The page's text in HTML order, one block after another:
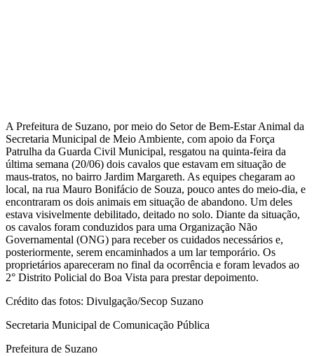
A Prefeitura de Suzano, por meio do Setor de Bem-Estar Animal da
Secretaria Municipal de Meio Ambiente, com apoio da Força
Patrulha da Guarda Civil Municipal, resgatou na quinta-feira da
última semana (20/06) dois cavalos que estavam em situação de
maus-tratos, no bairro Jardim Margareth. As equipes chegaram ao
local, na rua Mauro Bonifácio de Souza, pouco antes do meio-dia, e
encontraram os dois animais em situação de abandono. Um deles
estava visivelmente debilitado, deitado no solo. Diante da situação,
os cavalos foram conduzidos para uma Organização Não
Governamental (ONG) para receber os cuidados necessários e,
posteriormente, serem encaminhados a um lar temporário. Os
proprietários apareceram no final da ocorrência e foram levados ao
2° Distrito Policial do Boa Vista para prestar depoimento.
Crédito das fotos: Divulgação/Secop Suzano
Secretaria Municipal de Comunicação Pública
Prefeitura de Suzano